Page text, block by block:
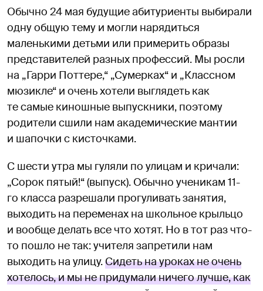
Обычно 24 мая будущие абитуриенты выбирали
одну общую тему и могли нарядиться
маленькими детьми или примерить образы
представителей разных профессий. Мы росли
на „Гарри Поттере,“ „Сумерках“ и „Классном
мюзикле“ и очень хотели выглядеть как
те самые киношные выпускники, поэтому
родители сшили нам академические мантии
и шапочки с кисточками.
С шести утра мы гуляли по улицам и кричали:
„Сорок пятый!“ (выпуск). Обычно ученикам 11-
го класса разрешали прогуливать занятия,
выходить на переменах на школьное крыльцо
и вообще делать все что хотят. Но в тот раз что-
то пошло не так: учителя запретили нам
выходить на улицу.Сидеть на уроках не очень
хотелось, и мы не придумали ничего лучше, как